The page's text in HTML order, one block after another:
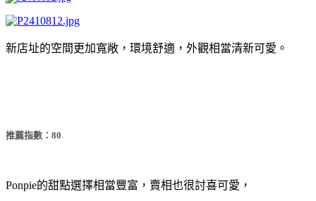
新店址的空間更加寬敞，環境舒適，外觀相當清新可愛。
推薦指數：80
Ponpie的甜點選擇相當豐富，賣相也很討喜可愛，